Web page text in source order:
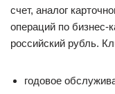
счет, аналог
операций по бизнес-
российский рубль.
годовое